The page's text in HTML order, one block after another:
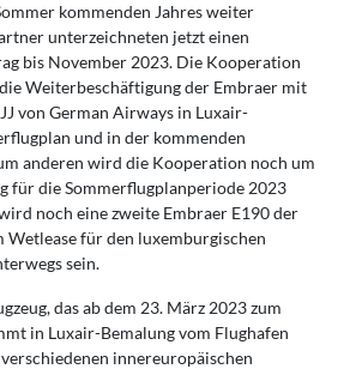
kommenden Jahres weiter
unterzeichneten jetzt einen
bis November 2023. Die Kooperation
Weiterbeschäftigung der Embraer mit
von German Airways in Luxair-
und in der kommenden
anderen wird die Kooperation noch um
für die Sommerflugplanperiode 2023
noch eine zweite Embraer E190 der
Wetlease für den luxemburgischen
sein.
das ab dem 23. März 2023 zum
in Luxair-Bemalung vom Flughafen
innereuropäischen